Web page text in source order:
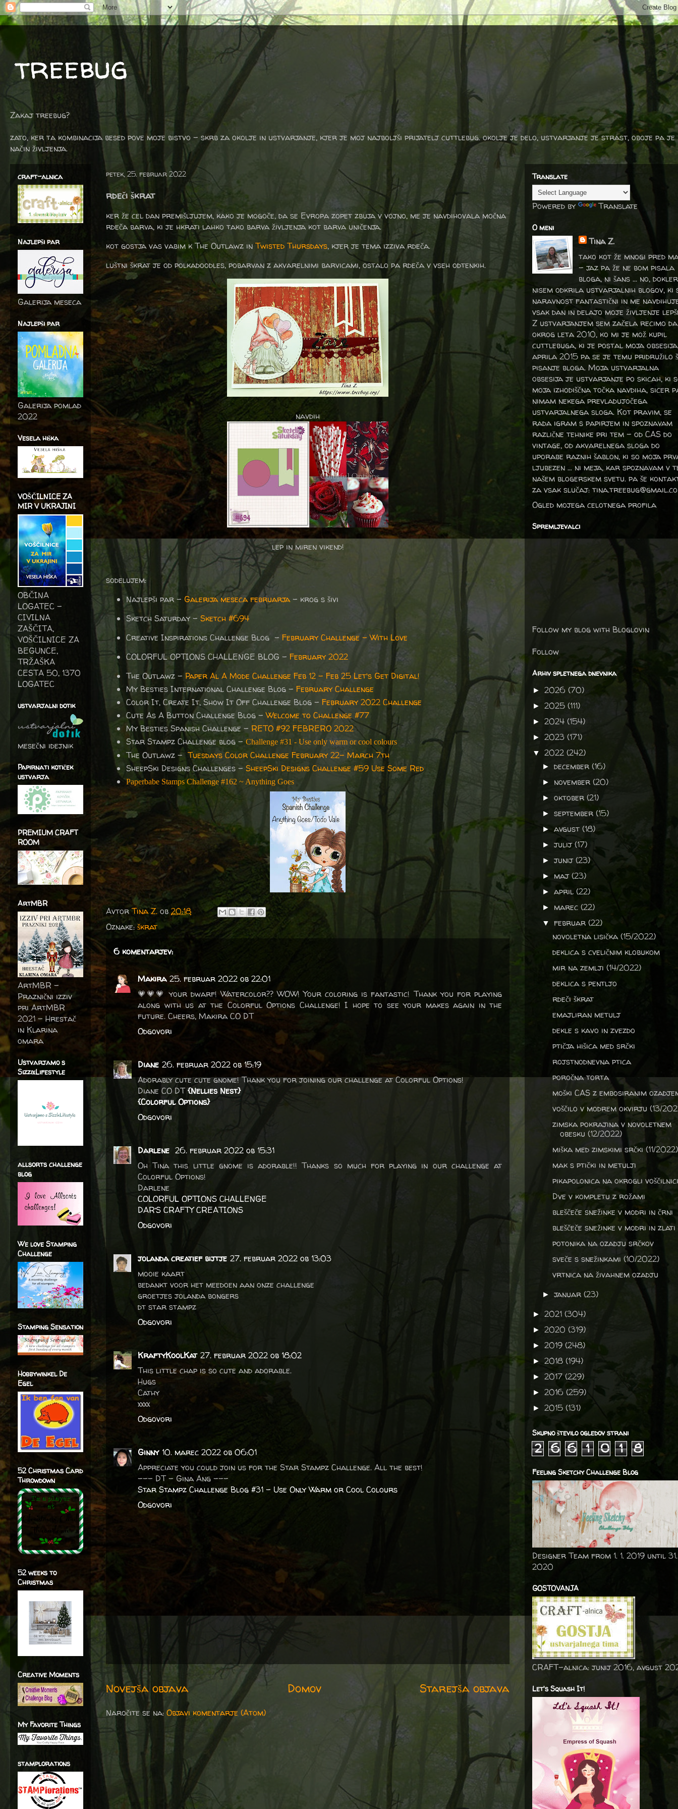
treebug
Zakaj treebug?
zato, ker ta kombinacija besed pove moje bistvo - skrb za okolje in ustvarjanje, kjer je moj najboljši prijatelj cuttlebug. okolje je delo, ustvarjanje je strast, oboje pa je
način življenja.
petek, 25. februar 2022
rdeči škrat
ker že cel dan premišljujem, kako je mogoče, da se Evropa zopet zbuja v vojno, me je navdihovala močna
rdeča barva, ki je hkrati lahko tako barva življenja kot barva uničenja.
kot gostja vas vabim k The Outlawz inTwisted Thursdays, kjer je tema izziva rdeča.
luštni škrat je od polkadoodles, pobarvan z akvarelnimi barvicami, ostalo pa rdeča v vseh odtenkih.
navdih
lep in miren vikend!
sodelujem:
Najlepši par - Galerija meseca februarja – krog s šivi
Sketch Saturday - Sketch #694
Creative Inspirations Challenge Blog - February Challenge - With Love
COLORFUL OPTIONS CHALLENGE BLOG - February 2022
The Outlawz - Paper Al A Mode Challenge Feb 12 - Feb 25 Let's Get Digital!
My Besties International Challenge Blog - February Challenge
Color It, Create It, Show It Off Challenge Blog - February 2022 Challenge
Cute As A Button Challenge Blog -Welcome to Challenge #77
My Besties Spanish Challenge - RETO #92 FEBRERO 2022
Star Stampz Challenge blog -Challenge #31 - Use only warm or cool colours
The Outlawz -Tuesdays Color Challenge February 22- March 7th
SheepSki Designs Challenges - SheepSki Designs Challenge #59 Use Some Red
Paperbabe Stamps Challenge #162 ~ Anything Goes
AvtorTina Z. ob20:18
Oznake: škrat
6 komentarjev:
Makira 25. februar 2022 ob 22:01
💗💗💗 your dwarf! Watercolor?? WOW! Your coloring is fantastic! Thank you for playing
along with us at the Colorful Options Challenge! I hope to see your makes again in the
future. Cheers, Makira CO DT
Odgovori
Diane 26. februar 2022 ob 15:19
Adorably cute cute gnome! Thank you for joining our challenge at Colorful Options!
Diane CO DT{Nellies Nest}
{Colorful Options}
Odgovori
Darlene 26. februar 2022 ob 15:31
Oh Tina this little gnome is adorable!! Thanks so much for playing in our challenge at
Colorful Options!
Darlene
COLORFUL OPTIONS CHALLENGE
DAR’S CRAFTY CREATIONS
Odgovori
jolanda creatief bijtje 27. februar 2022 ob 13:03
mooie kaart
bedankt voor het meedoen aan onze challenge
groetjes jolanda bongers
dt star stampz
Odgovori
KraftyKoolKat 27. februar 2022 ob 18:02
This little chap is so cute and adorable.
Hugs
Cathy
xxxx
Odgovori
Ginny 10. marec 2022 ob 06:01
Appreciate you could join us for the Star Stampz Challenge. All the best!
--- DT - Gina Ang ---
Star Stampz Challenge Blog #31 - Use Only Warm or Cool Colours
Odgovori
Novejša objava Starejša objava
Domov
Naročite se na: Objavi komentarje (Atom)
craft-alnica
Najlepši par
Galerija meseca
Najlepši par
Galerija pomlad
2022
Vesela hiška
VOŠČILNICE ZA
MIR V UKRAJINI
OBČINA
LOGATEC -
CIVILNA
ZAŠČITA,
VOŠČILNICE ZA
BEGUNCE,
TRŽAŠKA
CESTA 50, 1370
LOGATEC
ustvarjalni dotik
mesečni idejnik
Papirnati kotiček
ustvarja
PREMIUM CRAFT
ROOM
ArtMBR
ArtMBR -
Praznični izziv
pri ArtMBR
2021 – Hrestač
in Klarina
omara
Ustvarjamo s
SizzixLifestyle
allsorts challenge
blog
We love Stamping
Challenge
Stamping Sensation
Hobbywinkel De
Egel
52 Christmas Card
Throwdown
52 weeks to
Christmas
Creative Moments
My Favorite Things
stamplorations
Translate
Powered by Translate
O meni
Tina Z.
tako kot že mnogi pred
- jaz pa že ne bom pisala
bloga, ni šans ... no, dokler
nisem odkrila ustvarjalnih blogov, ki
naravnost fantastični in me
vsak dan in delajo moje življenje
Z ustvarjanjem sem začela recimo da
okrog leta 2010, ko mi je mož kupil
cuttlebuga, ki je postal moja
aprila 2015 pa se je temu pridružilo
pisanje bloga. Moja ustvarjalna
obsesija je ustvarjanje po skicah, ki
moja izhodiščna točka navdiha, sicer
nimam nekega prevladujočega
ustvarjalnega sloga. Kot pravim, se
rada igram s papirjem in spoznavam
različne tehnike pri tem – od CAS do
vintage, od akvarelnega sloga do
uporabe raznih šablon, ki so moja
ljubezen … ni meja, kar spoznavam v
našem blogerskem svetu. pa še
za vsak slučaj:
Ogled mojega celotnega profila
Spremljevalci
Follow my blog with Bloglovin
Follow
Arhiv spletnega dnevnika
► 2026 (70)
► 2025 (111)
► 2024 (154)
► 2023 (171)
▼ 2022 (242)
►december(16)
► november(20)
►oktober(21)
►september(15)
►avgust(18)
►julij(17)
►junij(23)
► maj(23)
►april(22)
► marec(22)
▼februar(22)
novoletna lisička (15/2022)
deklica s cveličnim klobukom
mir na zemlji (14/2022)
deklica s pentljo
rdeči škrat
emajliran metulj
dekle s kavo in zvezdo
ptičja hišica med srčki
rojstnodnevna ptica
poročna torta
moški CAS z embosiranim
voščilo v modrem okvirju (13/
zimska pokrajina v novoletnem
obesku (12/2022)
miška med zimskimi srčki (11/2022)
mak s ptički in metulji
pikapolonica na okrogli voščilnici
Dve v kompletu z rožami
bleščeče snežinke v modri in črni
bleščeče snežinke v modri in zlati
potonika na ozadju srčkov
sveče s snežinkami (10/2022)
vrtnica na živahnem ozadju
►januar(23)
► 2021 (304)
► 2020 (319)
► 2019 (248)
► 2018 (194)
► 2017 (229)
► 2016 (259)
► 2015 (131)
Skupno število ogledov strani
2 6 6 1 0 1 8
Feeling Sketchy Challenge Blog
Designer Team from 1. 1. 2019 until
2020
GOSTOVANJA
CRAFT-alnica: junij 2016, avgust
Let's Squash It!